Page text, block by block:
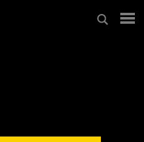
begeleiding